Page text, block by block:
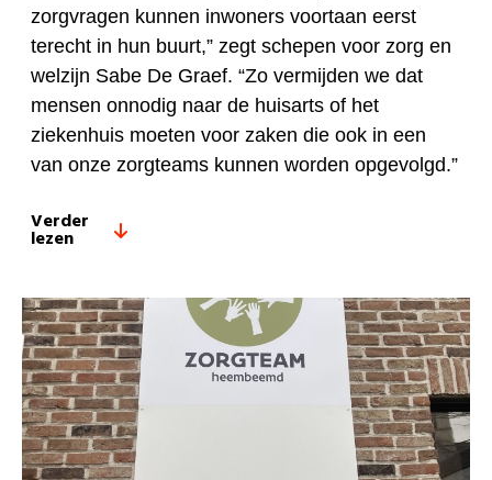
zorgvragen kunnen inwoners voortaan eerst
terecht in hun buurt,” zegt schepen voor zorg en
welzijn Sabe De Graef. “Zo vermijden we dat
mensen onnodig naar de huisarts of het
ziekenhuis moeten voor zaken die ook in een
van onze zorgteams kunnen worden opgevolgd.”
Verder
lezen